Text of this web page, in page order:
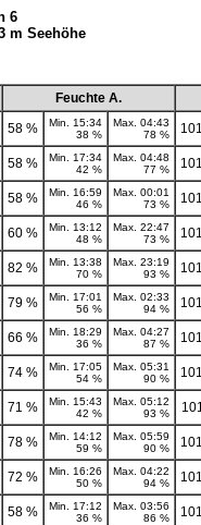
6
m Seehöhe
Feuchte A.
58 %
Min. 15:34
38 %
Max. 04:43
78 %
58 %
Min. 17:34
42 %
Max. 04:48
77 %
58 %
Min. 16:59
46 %
Max. 00:01
73 %
60 %
Min. 13:12
48 %
Max. 22:47
73 %
82 %
Min. 13:38
70 %
Max. 23:19
93 %
79 %
Min. 17:01
56 %
Max. 02:33
94 %
66 %
Min. 18:29
36 %
Max. 04:27
87 %
74 %
Min. 17:05
54 %
Max. 05:31
90 %
71 %
Min. 15:43
42 %
Max. 05:12
93 %
78 %
Min. 14:12
59 %
Max. 05:59
90 %
72 %
Min. 16:26
50 %
Max. 04:22
94 %
58 %
Min. 17:12
36 %
Max. 03:56
86 %